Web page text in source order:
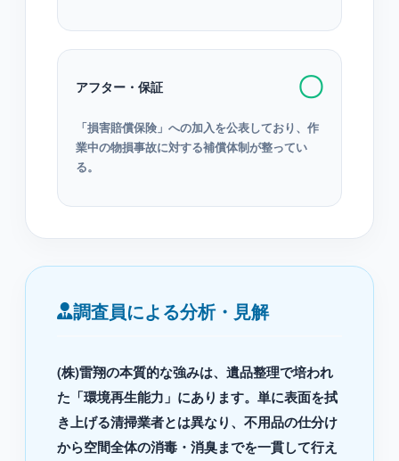
アフター・保証 〇
「損害賠償保険」への加入を公表しており、作
業中の物損事故に対する補償体制が整ってい
る。
調査員による分析・見解
(株)雷翔の本質的な強みは、遺品整理で培われ
た「環境再生能力」にあります。単に表面を拭
き上げる清掃業者とは異なり、不用品の仕分け
から空間全体の消毒・消臭までを一貫して行え